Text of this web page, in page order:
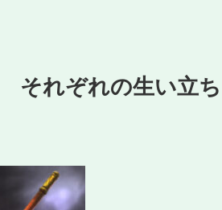
それぞれの生い立ち